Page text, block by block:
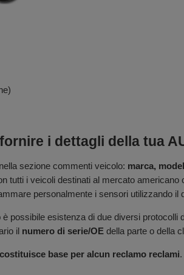
i dettagli della tua
sezione commenti veicolo: marca,
tutti i veicoli destinati al mercato
personalmente i sensori utilizzando il
possibile esistenza di due diversi
il numero di serie/OE della parte o della
base per alcun reclamo reclami